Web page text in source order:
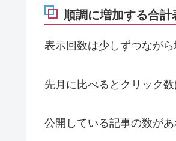
順調に増加する合計
表示回数は少しずつながら
先月に比べるとクリック
公開している記事の数が